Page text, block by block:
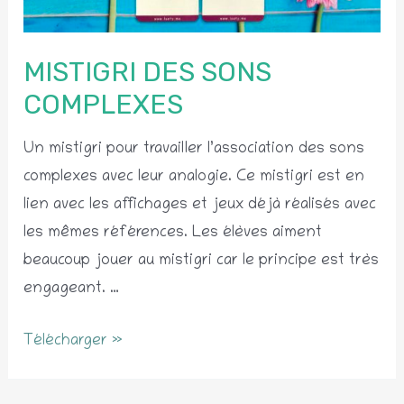
MISTIGRI DES SONS
COMPLEXES
Un mistigri pour travailler l’association des sons
complexes avec leur analogie. Ce mistigri est en
lien avec les affichages et jeux déjà réalisés avec
les mêmes références. Les élèves aiment
beaucoup jouer au mistigri car le principe est très
engageant. …
Mistigri
Télécharger »